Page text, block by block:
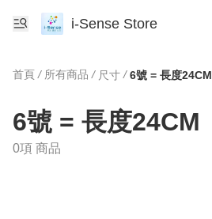
i-Sense Store
首頁 / 所有商品 / 尺寸 / 6號 = 長度24CM
6號 = 長度24CM
0項 商品